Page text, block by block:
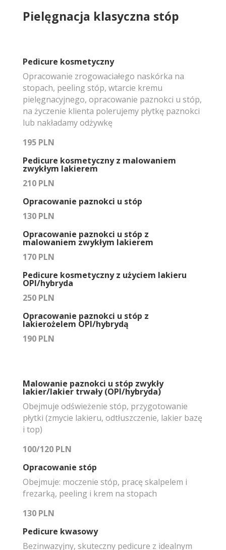
Pielęgnacja klasyczna stóp
Pedicure kosmetyczny
Opracowanie zrogowaciałego naskórka na
stopach, peeling stóp, wtarcie kremu
pielęgnacyjnego, opracowanie paznokci u stóp,
na życzenie klienta polerujemy płytkę paznokci
lub nakładamy odżywkę
195 PLN
Pedicure kosmetyczny z malowaniem
zwykłym lakierem
210 PLN
Opracowanie paznokci u stóp
130 PLN
Opracowanie paznokci u stóp z
malowaniem zwykłym lakierem
170 PLN
Pedicure kosmetyczny z użyciem lakieru
OPI/hybryda
250 PLN
Opracowanie paznokci u stóp z
lakierożelem OPI/hybrydą
190 PLN
Malowanie paznokci u stóp zwykły
lakier/lakier trwały (OPI/hybryda)
Obejmuje odświeżenie stóp, przygotowanie
płytki (zmycie lakieru, odtłuszczenie, lakier bazę
i top)
100/120 PLN
Opracowanie stóp
Obejmuje: moczenie stóp, pracę skalpelem i
frezarką, peeling i krem na stopach
130 PLN
Pedicure kwasowy
Bezinwazyjny, skuteczny pedicure z idealnym